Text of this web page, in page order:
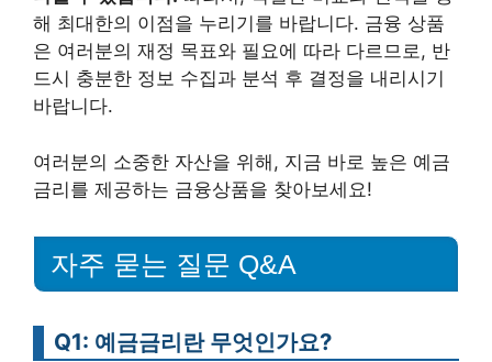
해 최대한의 이점을 누리기를 바랍니다. 금융 상품
은 여러분의 재정 목표와 필요에 따라 다르므로, 반
드시 충분한 정보 수집과 분석 후 결정을 내리시기
바랍니다.
여러분의 소중한 자산을 위해, 지금 바로 높은 예금
금리를 제공하는 금융상품을 찾아보세요!
자주 묻는 질문 Q&A
Q1: 예금금리란 무엇인가요?